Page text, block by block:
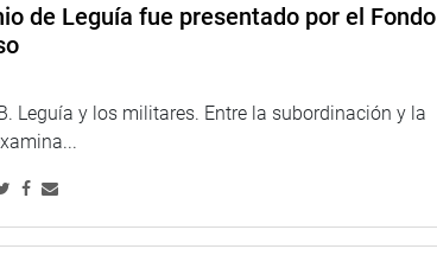
de Leguía fue presentado por el Fondo
Leguía y los militares. Entre la subordinación y la